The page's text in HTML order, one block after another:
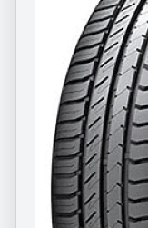
Kormoran
Kumho
Landspider
Lassa
Laufenn
Linglong